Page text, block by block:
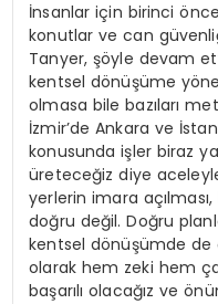
İnsanlar için birinci
konutlar ve can
Tanyer, şöyle devam
kentsel dönüşüme
olmasa bile bazıları
İzmir’de Ankara ve
konusunda işler biraz
üreteceğiz diye
yerlerin imara
doğru değil. Doğru
kentsel dönüşümde de
olarak hem zeki hem
başarılı olacağız ve